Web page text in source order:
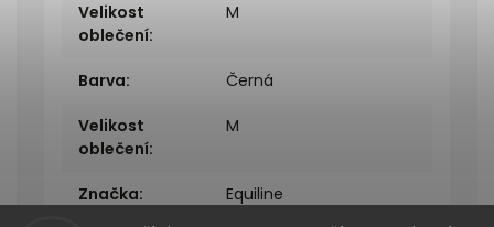
Velikost
oblečení:
M
Barva: Černá
Velikost
oblečení:
M
Značka: Equiline